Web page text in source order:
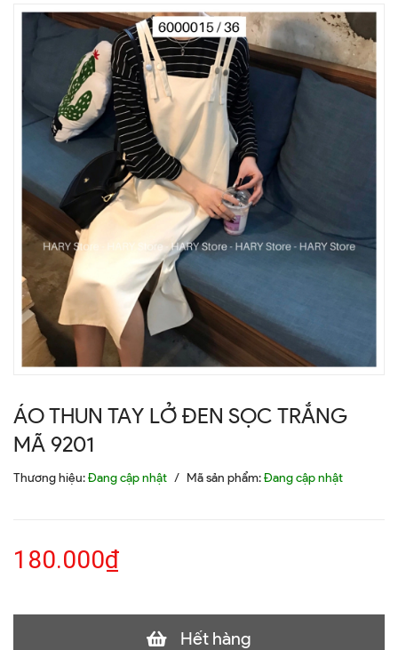
ÁO THUN TAY LỞ ĐEN SỌC TRẮNG
MÃ 9201
Thương hiệu:Đang cập nhật / Mã sản phẩm:Đang cập nhật
180.000₫
Hết hàng